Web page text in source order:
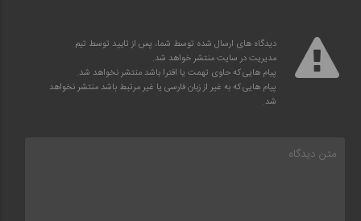
دیدگاه های ارسال شده توسط شما، پس از تایید توسط تیم
مدیریت در سایت منتشر خواهد شد.
پیام هایی که حاوی تهمت یا افترا باشد منتشر نخواهد شد.
پیام هایی که به غیر از زبان فارسی یا غیر مرتبط باشد منتشر نخواهد
شد.